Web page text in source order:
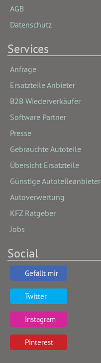
AGB
Datenschutz
Services
Anfrage
Ersatzteile Anbieter
B2B Wiederverkäufer
Software Partner
Presse
Gebrauchte Autoteile
Übersicht Ersatzteile
Günstige Autoteileanbieter
Autoverwertung
KFZ Ratgeber
Jobs
Social
Gefällt mir
Twitter
Instagram
Pinterest